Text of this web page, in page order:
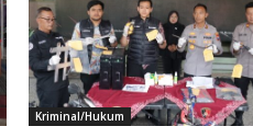
Kriminal/Hukum